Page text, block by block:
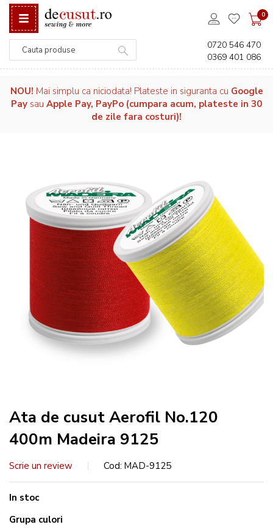
0
0720 546 470
0369 401 086
NOU! Mai simplu ca niciodata! Plateste in siguranta cu Google
Pay sau Apple Pay, PayPo (cumpara acum, plateste in 30
de zile fara costuri)!
Ata de cusut Aerofil No.120
400m Madeira 9125
Scrie un review Cod MAD-9125
In stoc
Grupa culori